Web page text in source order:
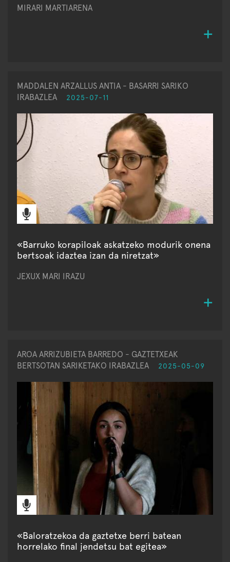
MIRARI MARTIARENA
MADDALEN ARZALLUS ANTIA - BASARRI SARIKO
IRABAZLEA
2025-07-11
«Barruko korapiloak askatzeko modurik onena
bertsoak idaztea izan da niretzat»
JEXUX MARI IRAZU
AROA ARRIZUBIETA BARREDO - GAZTETXEAK
BERTSOTAN SARIKETAKO IRABAZLEA
2025-05-09
«Baloratzekoa da gaztetxe berri batean
horrelako final jendetsu bat egitea»